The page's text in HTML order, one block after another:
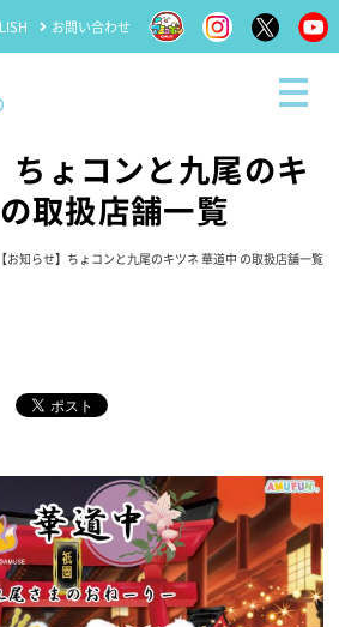
お問い合わせ
ちょコンと九尾のキ
取扱店舗一覧
お知らせ】ちょコンと九尾のキツネ 華道中 の取扱店舗一覧